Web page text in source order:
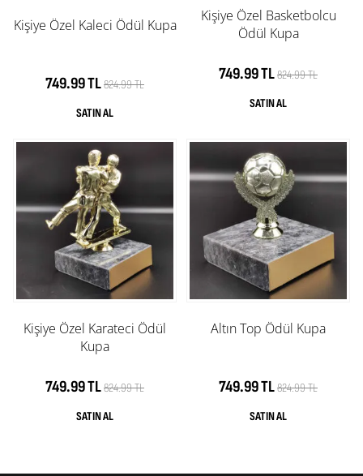
Kişiye Özel Kaleci Ödül Kupa
749.99 TL824.99 TL
Kişiye Özel Basketbolcu
Ödül Kupa
749.99 TL824.99 TL
Kişiye Özel Karateci Ödül
Kupa
749.99 TL824.99 TL
Altın Top Ödül Kupa
749.99 TL824.99 TL